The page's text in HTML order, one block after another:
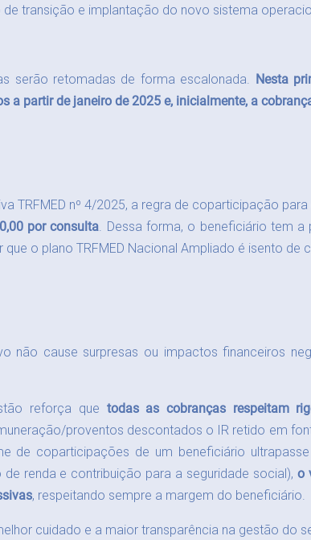
transição e implantação do novo sistema
serão retomadas de forma escalonada. Nesta
a partir de janeiro de 2025 e, inicialmente, a
TRFMED nº 4/2025, a regra de coparticipação
por consulta. Dessa forma, o beneficiário tem a
o plano TRFMED Nacional Ampliado é isento
não cause surpresas ou impactos financeiros
reforça que todas as cobranças respeitam
proventos descontados o IR retido em
de coparticipações de um beneficiário
renda e contribuição para a seguridade social), o
, respeitando sempre a margem do beneficiário.
cuidado e a maior transparência na gestão do